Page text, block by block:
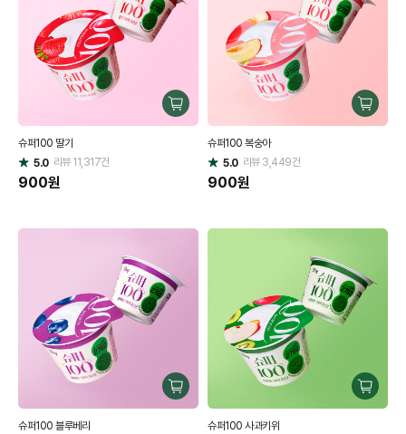
구
매
슈퍼100 딸기
별
점
5.0 리뷰11,317건
900원
구
매
슈퍼100 복숭아
별
점
5.0 리뷰3,449건
900원
구
매
슈퍼100 블루베리
구
매
슈퍼100 사과키위